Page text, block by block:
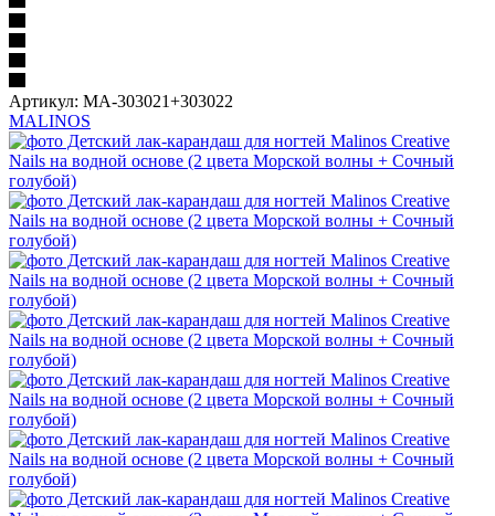
Артикул: MA-303021+303022
MALINOS